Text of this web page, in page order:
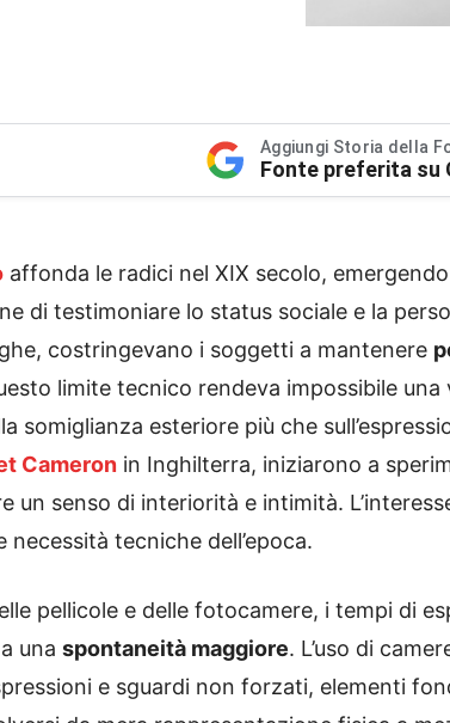
Aggiungi Storia della
Fonte preferita su
affonda le radici nel XIX secolo,
di testimoniare lo status sociale e la
costringevano i soggetti a mantenere
limite tecnico rendeva impossibile una
somiglianza esteriore più che
Cameron in Inghilterra, iniziarono a
un senso di interiorità e intimità.
tecniche dell’epoca.
pellicole e delle fotocamere, i tempi di
una spontaneità maggiore. L’uso di
e sguardi non forzati, elementi